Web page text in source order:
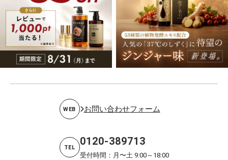
WEB お問い合わせフォーム
TEL 0120-389713
受付時間：月〜土 9:00～18:00